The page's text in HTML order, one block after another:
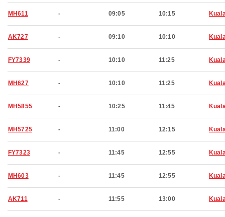
MH611 - 09:05 10:15
AK727 - 09:10 10:10
FY7339 - 10:10 11:25
MH627 - 10:10 11:25
MH5855 - 10:25 11:45
MH5725 - 11:00 12:15
FY7323 - 11:45 12:55
MH603 - 11:45 12:55
AK711 - 11:55 13:00